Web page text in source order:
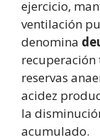
ejercicio,
ventilación
denomina
recuperación
reservas
acidez
la
acumulado.